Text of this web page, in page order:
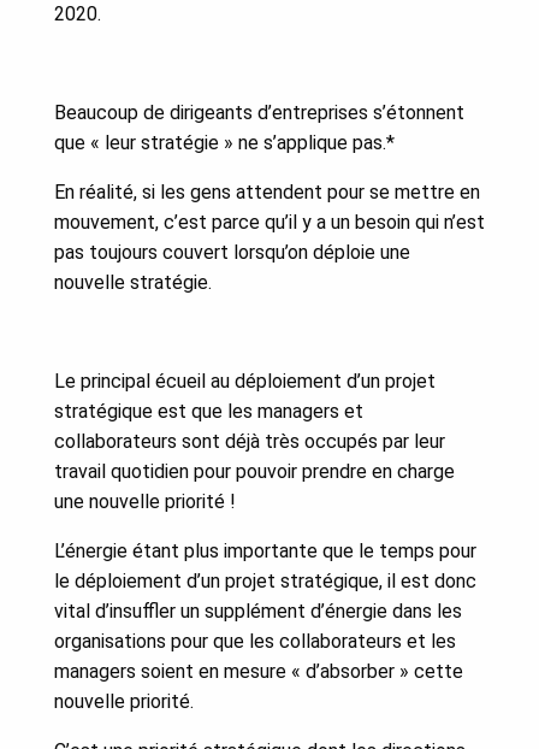
2020.
Beaucoup de dirigeants d’entreprises s’étonnent
que « leur stratégie » ne s’applique pas.*
En réalité, si les gens attendent pour se mettre en
mouvement, c’est parce qu’il y a un besoin qui n’est
pas toujours couvert lorsqu’on déploie une
nouvelle stratégie.
Le principal écueil au déploiement d’un projet
stratégique est que les managers et
collaborateurs sont déjà très occupés par leur
travail quotidien pour pouvoir prendre en charge
une nouvelle priorité !
L’énergie étant plus importante que le temps pour
le déploiement d’un projet stratégique, il est donc
vital d’insuffler un supplément d’énergie dans les
organisations pour que les collaborateurs et les
managers soient en mesure « d’absorber » cette
nouvelle priorité.